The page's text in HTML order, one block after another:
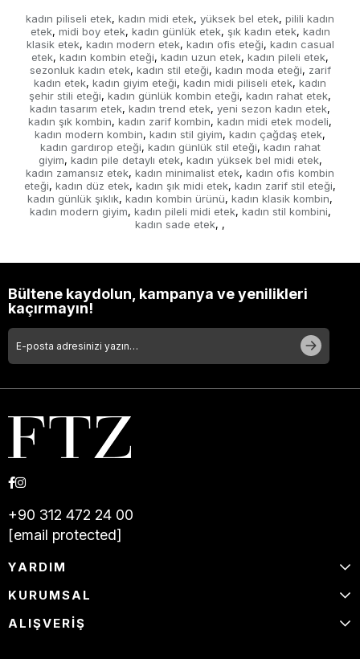
kadın piliseli etek, kadın midi etek, yüksek bel etek, pilili kadın
etek, midi boy etek, kadın günlük etek, şık kadın etek, kadın
klasik etek, kadın modern etek, kadın ofis eteği, kadın casual
etek, kadın kombin eteği, kadın uzun etek, kadın pileli etek,
sezonluk kadın etek, kadın stil eteği, kadın moda eteği, zarif
kadın etek, kadın giyim eteği, kadın midi piliseli etek, kadın
şehir stili eteği, kadın günlük kombin eteği, kadın rahat etek,
kadın tasarım etek, kadın trend etek, yeni sezon kadın etek,
kadın şık kombin, kadın zarif kombin, kadın midi etek modeli,
kadın modern kombin, kadın stil giyim, kadın çağdaş etek,
kadın gardırop eteği, kadın günlük stil eteği, kadın rahat
giyim, kadın pile detaylı etek, kadın yüksek bel midi etek,
kadın zamansız etek, kadın minimalist etek, kadın ofis kombin
eteği, kadın düz etek, kadın şık midi etek, kadın zarif stil eteği,
kadın günlük şıklık, kadın kombin ürünü, kadın klasik kombin,
kadın modern giyim, kadın pileli midi etek, kadın stil kombini,
kadın sade etek, ,
Bültene kaydolun, kampanya ve yenilikleri
kaçırmayın!
+90 312 472 24 00
[email protected]
YARDIM
KURUMSAL
ALIŞVERİŞ